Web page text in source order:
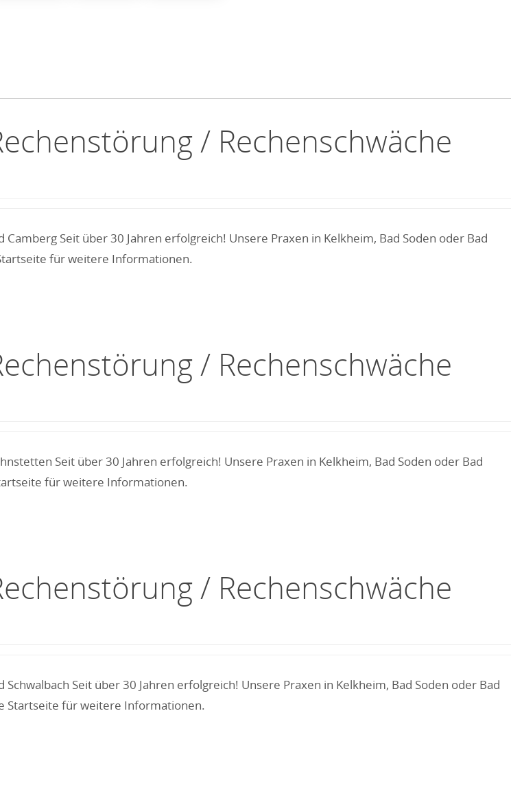
/ Rechenschwäche
Seit über 30 Jahren erfolgreich! Unsere Praxen in Kelkheim, Bad Soden oder Bad
für weitere Informationen.
/ Rechenschwäche
Seit über 30 Jahren erfolgreich! Unsere Praxen in Kelkheim, Bad Soden oder Bad
für weitere Informationen.
/ Rechenschwäche
Seit über 30 Jahren erfolgreich! Unsere Praxen in Kelkheim, Bad Soden oder Bad
Startseite für weitere Informationen.